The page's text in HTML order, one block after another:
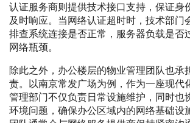
认证服务商则提供技术接口支持，保证身
及时响应。当网络认证超时时，技术部门
排查系统连接是否正常，服务器负载是否
网络瓶颈。
除此之外，办公楼层的物业管理团队也承
责。以南京常发广场为例，作为一座现代
管理部门不仅负责日常设施维护，同时也
环境问题，确保办公区域内的网络基础设